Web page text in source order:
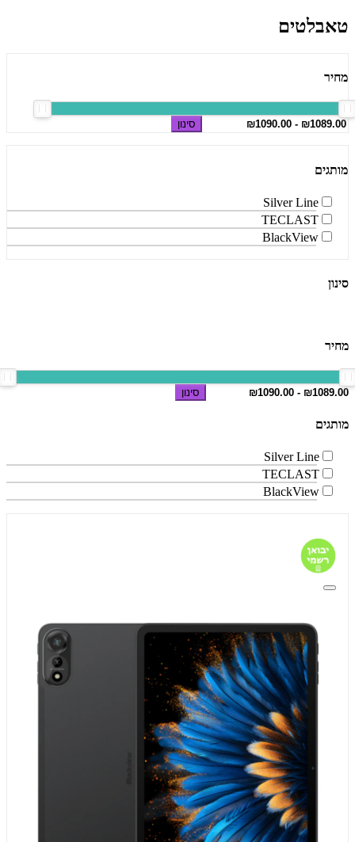
טאבלטים
מחיר
סינון
מותגים
Silver Line
TECLAST
BlackView
סינון
מחיר
סינון
מותגים
Silver Line
TECLAST
BlackView